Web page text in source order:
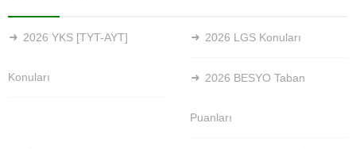
2026 YKS [TYT-AYT]
Konuları
2026 LGS Konuları
2026 BESYO Taban
Puanları